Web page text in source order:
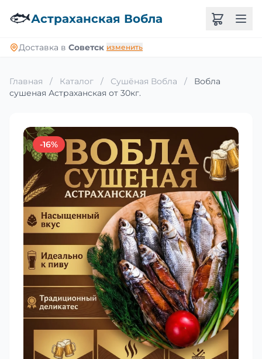
🐟Астраханская Вобла
Доставка в Советск изменить
Главная / Каталог / Сушёная Вобла /
Вобла
сушеная Астраханская от 30кг.
-16%